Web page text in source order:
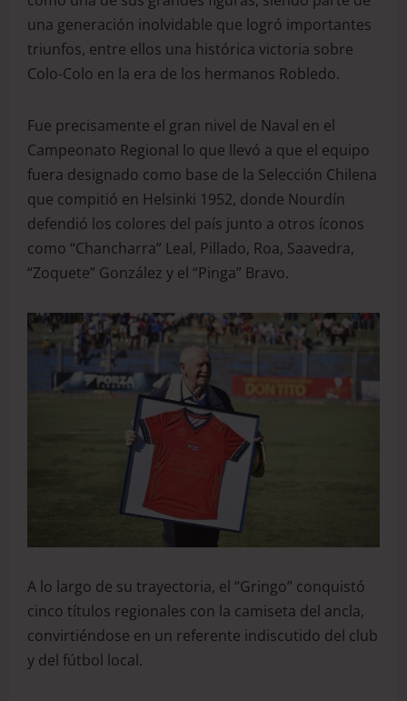
una generación inolvidable que logró importantes
triunfos, entre ellos una histórica victoria sobre
Colo-Colo en la era de los hermanos Robledo.
Fue precisamente el gran nivel de Naval en el
Campeonato Regional lo que llevó a que el equipo
fuera designado como base de la Selección Chilena
que compitió en Helsinki 1952, donde Nourdín
defendió los colores del país junto a otros íconos
como “Chancharra” Leal, Pillado, Roa, Saavedra,
“Zoquete” González y el “Pinga” Bravo.
A lo largo de su trayectoria, el “Gringo” conquistó
cinco títulos regionales con la camiseta del ancla,
convirtiéndose en un referente indiscutido del club
y del fútbol local.